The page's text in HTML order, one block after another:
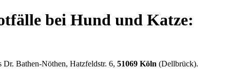
bei Hund und Katze:
Dr. Bathen-Nöthen, Hatzfeldstr. 6, 51069 Köln (Dellbrück).